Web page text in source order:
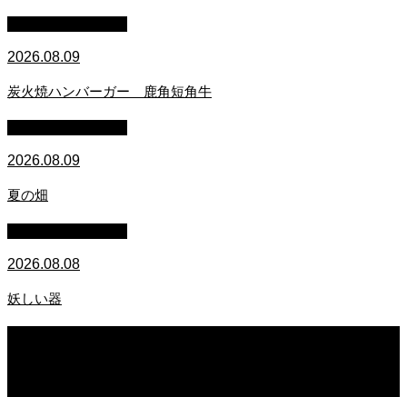
2026.08.09
炭火焼ハンバーガー 鹿角短角牛
2026.08.09
夏の畑
2026.08.08
妖しい器